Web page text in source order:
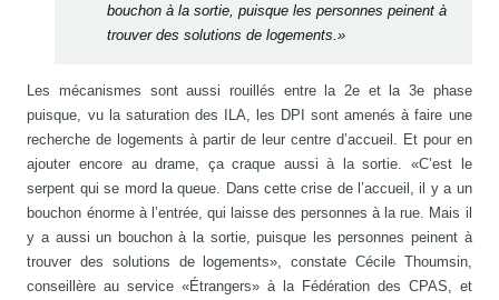
bouchon à la sortie, puisque les personnes peinent à
trouver des solutions de logements.»
Les mécanismes sont aussi rouillés entre la 2e et la 3e phase
puisque, vu la saturation des ILA, les DPI sont amenés à faire une
recherche de logements à partir de leur centre d’accueil. Et pour en
ajouter encore au drame, ça craque aussi à la sortie. «C’est le
serpent qui se mord la queue. Dans cette crise de l’accueil, il y a un
bouchon énorme à l’entrée, qui laisse des personnes à la rue. Mais il
y a aussi un bouchon à la sortie, puisque les personnes peinent à
trouver des solutions de logements», constate Cécile Thoumsin,
conseillère au service «Étrangers» à la Fédération des CPAS, et